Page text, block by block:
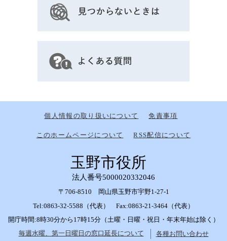
個人情報の取り扱いについて 免責事項
このホームページについて RSS配信について
玉野市役所
法人番号5000020332046
〒706-8510 岡山県玉野市宇野1-27-1
Tel:0863-32-5588（代表） Fax:0863-21-3464（代表）
開庁時間:8時30分から17時15分（土曜・日曜・祝日・年末年始は除く）
毎週水曜、第一日曜日の窓口延長について
各種お問い合わせ